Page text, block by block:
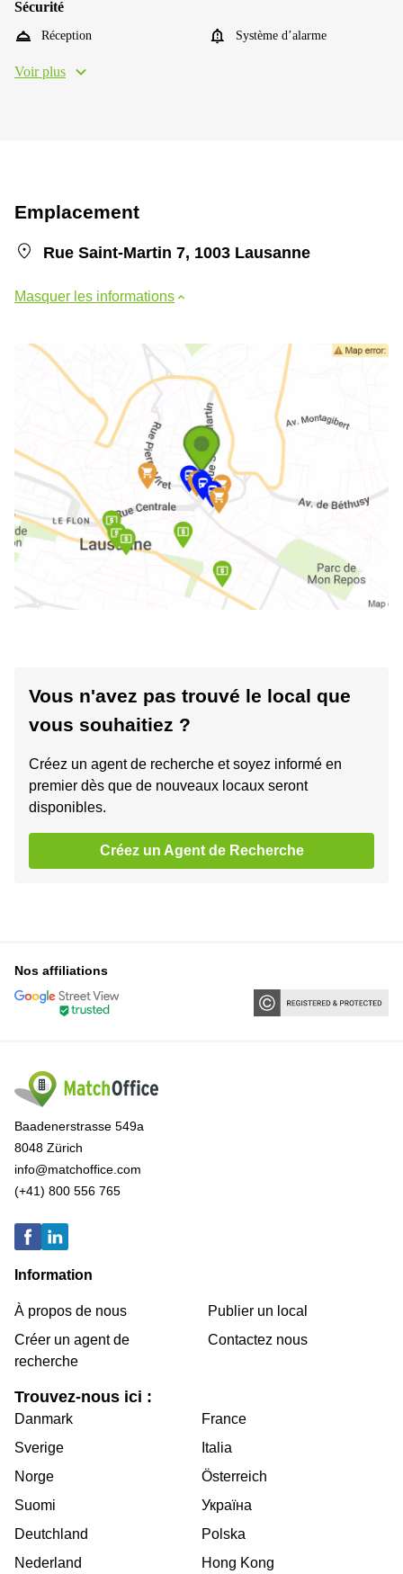
Sécurité
Réception Système d’alarme
Voir plus
Emplacement
Rue Saint-Martin 7, 1003 Lausanne
Masquer les informations
Vous n'avez pas trouvé le local que
vous souhaitiez ?
Créez un agent de recherche et soyez informé en
premier dès que de nouveaux locaux seront
disponibles.
Créez un Agent de Recherche
Nos affiliations
Baadenerstrasse 549a
8048 Zürich
info@matchoffice.com
(+41) 800 556 765
Information
À propos de nous
Créer un agent de
recherche
Publier un local
Contactez nous
Trouvez-nous ici :
Danmark
Sverige
Norge
Suomi
Deutchland
Nederland
France
Italia
Österreich
Україна
Polska
Hong Kong